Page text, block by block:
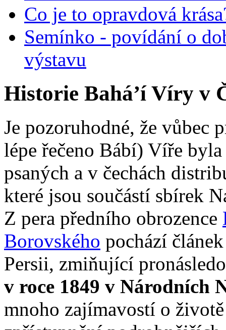
Co je to opravdová
Semínko - povídání o
výstavu
Historie Bahá’í Víry v
Je pozoruhodné, že vůbec
lépe řečeno Bábí) Víře
psaných a v čechách
které jsou součástí sbírek
Z pera předního obrozence
Borovského pochází
Persii, zmiňující
v roce 1849 v Národních
mnoho zajímavostí o